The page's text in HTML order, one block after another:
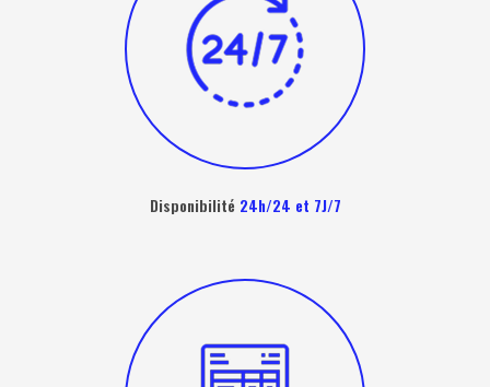
Disponibilité 24h/24 et 7J/7